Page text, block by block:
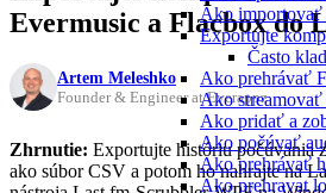
Ako importovať
Exportujte
Často
Ako prehrávať
Ako
Ako pridať a
Ako počúvať
Ako prehrávať
Ako prehravat
Evermusic a Flacbox do
Artem Meleshko
Founder & Engineer at Everappz
Zhrnutie: Exportujte históriu počúvania
ako súbor CSV a potom ho nahrajte na